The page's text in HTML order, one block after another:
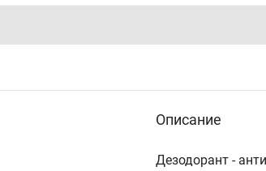
Описание
Дезодорант -